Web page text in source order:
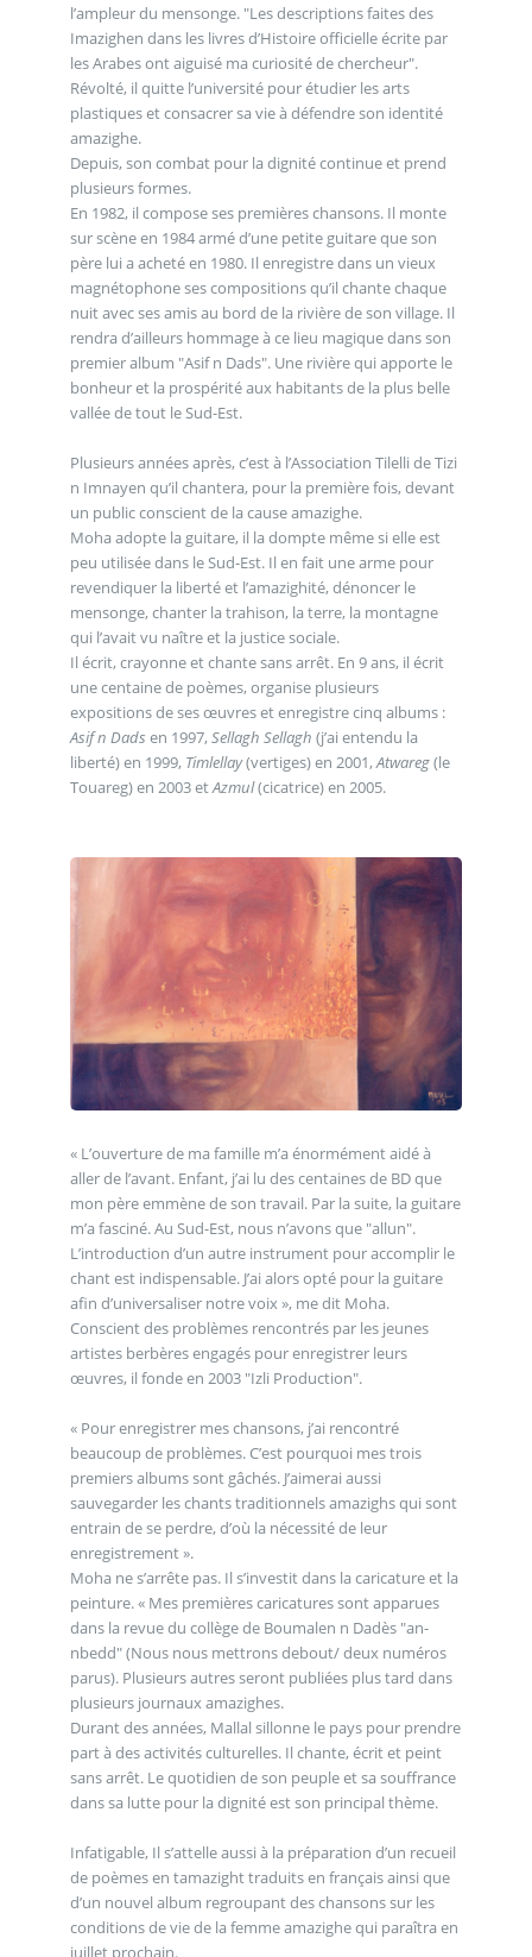
l’ampleur du mensonge. "Les descriptions faites des
Imazighen dans les livres d’Histoire officielle écrite par
les Arabes ont aiguisé ma curiosité de chercheur".
Révolté, il quitte l’université pour étudier les arts
plastiques et consacrer sa vie à défendre son identité
amazighe.
Depuis, son combat pour la dignité continue et prend
plusieurs formes.
En 1982, il compose ses premières chansons. Il monte
sur scène en 1984 armé d’une petite guitare que son
père lui a acheté en 1980. Il enregistre dans un vieux
magnétophone ses compositions qu’il chante chaque
nuit avec ses amis au bord de la rivière de son village. Il
rendra d’ailleurs hommage à ce lieu magique dans son
premier album "Asif n Dads". Une rivière qui apporte le
bonheur et la prospérité aux habitants de la plus belle
vallée de tout le Sud-Est.
Plusieurs années après, c’est à l’Association Tilelli de Tizi
n Imnayen qu’il chantera, pour la première fois, devant
un public conscient de la cause amazighe.
Moha adopte la guitare, il la dompte même si elle est
peu utilisée dans le Sud-Est. Il en fait une arme pour
revendiquer la liberté et l’amazighité, dénoncer le
mensonge, chanter la trahison, la terre, la montagne
qui l’avait vu naître et la justice sociale.
Il écrit, crayonne et chante sans arrêt. En 9 ans, il écrit
une centaine de poèmes, organise plusieurs
expositions de ses œuvres et enregistre cinq albums :
Asif n Dads en 1997, Sellagh Sellagh (j’ai entendu la
liberté) en 1999, Timlellay(vertiges) en 2001,Atwareg(le
Touareg) en 2003 etAzmul(cicatrice) en 2005.
« L’ouverture de ma famille m’a énormément aidé à
aller de l’avant. Enfant, j’ai lu des centaines de BD que
mon père emmène de son travail. Par la suite, la guitare
m’a fasciné. Au Sud-Est, nous n’avons que "allun".
L’introduction d’un autre instrument pour accomplir le
chant est indispensable. J’ai alors opté pour la guitare
afin d’universaliser notre voix », me dit Moha.
Conscient des problèmes rencontrés par les jeunes
artistes berbères engagés pour enregistrer leurs
œuvres, il fonde en 2003 "Izli Production".
« Pour enregistrer mes chansons, j’ai rencontré
beaucoup de problèmes. C’est pourquoi mes trois
premiers albums sont gâchés. J’aimerai aussi
sauvegarder les chants traditionnels amazighs qui sont
entrain de se perdre, d’où la nécessité de leur
enregistrement ».
Moha ne s’arrête pas. Il s’investit dans la caricature et la
peinture. « Mes premières caricatures sont apparues
dans la revue du collège de Boumalen n Dadès "an-
nbedd" (Nous nous mettrons debout/ deux numéros
parus). Plusieurs autres seront publiées plus tard dans
plusieurs journaux amazighes.
Durant des années, Mallal sillonne le pays pour prendre
part à des activités culturelles. Il chante, écrit et peint
sans arrêt. Le quotidien de son peuple et sa souffrance
dans sa lutte pour la dignité est son principal thème.
Infatigable, Il s’attelle aussi à la préparation d’un recueil
de poèmes en tamazight traduits en français ainsi que
d’un nouvel album regroupant des chansons sur les
conditions de vie de la femme amazighe qui paraîtra en
juillet prochain.